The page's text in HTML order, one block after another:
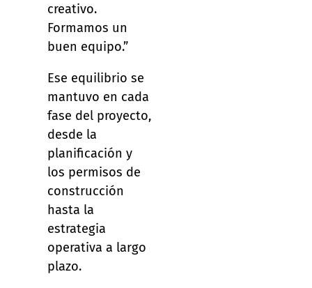
creativo.
Formamos un
buen equipo.”
Ese equilibrio se
mantuvo en cada
fase del proyecto,
desde la
planificación y
los permisos de
construcción
hasta la
estrategia
operativa a largo
plazo.